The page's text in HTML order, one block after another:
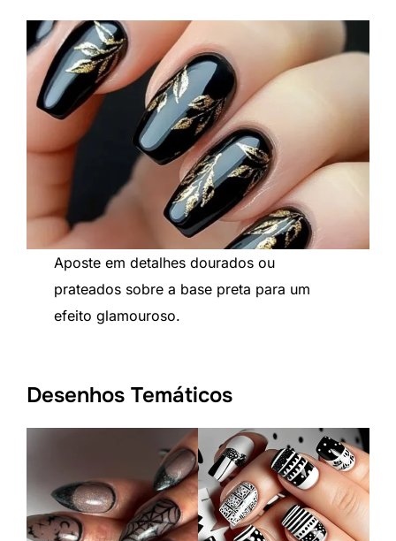
Aposte em detalhes dourados ou
prateados sobre a base preta para um
efeito glamouroso.
Desenhos Temáticos